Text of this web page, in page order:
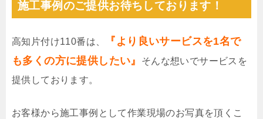
施工事例のご提供お待ちしております！
高知片付け110番は、
『より良いサービスを1名で
も多くの方に提供したい』
そんな想いでサービスを
提供しております。
お客様から施工事例として作業現場のお写真を頂くこ